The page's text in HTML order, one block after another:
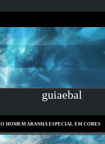
guiaebal
O HOMEM ARANHA ESPECIAL EM CORES